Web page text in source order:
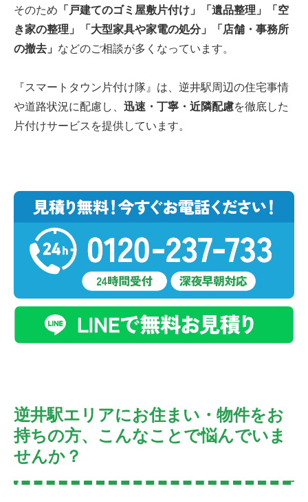
そのため 「戸建てのゴミ屋敷片付け」「遺品整理」「空
き家の整理」「大型家具や家電の処分」「店舗・事務所
の撤去」 などのご相談が多くなっています。
『スマートタウン片付け隊』は、逆井駅周辺の住宅事情
や道路状況に配慮し、 迅速・丁寧・近隣配慮を徹底した
片付けサービスを提供しています。
逆井駅エリアにお住まい・物件をお
持ちの方、こんなことで悩んでいま
せんか？